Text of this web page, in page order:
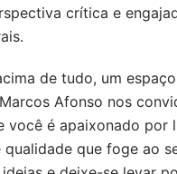
crítica e
de tudo, um
Afonso nos
você é apaixonado
que foge ao